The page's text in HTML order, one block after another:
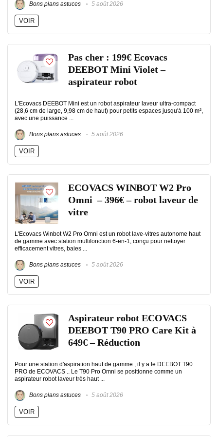
Bons plans astuces 5 août 2026
VOIR
Pas cher : 199€ Ecovacs
DEEBOT Mini Violet –
aspirateur robot
L'Ecovacs DEEBOT Mini est un robot aspirateur laveur ultra-compact
(28,6 cm de large, 9,98 cm de haut) pour petits espaces jusqu'à 100 m²,
avec une puissance ...
Bons plans astuces 5 août 2026
VOIR
ECOVACS WINBOT W2 Pro
Omni – 396€ – robot laveur de
vitre
L'Ecovacs Winbot W2 Pro Omni est un robot lave-vitres autonome haut
de gamme avec station multifonction 6-en-1, conçu pour nettoyer
efficacement vitres, baies ...
Bons plans astuces 5 août 2026
VOIR
Aspirateur robot ECOVACS
DEEBOT T90 PRO Care Kit à
649€ – Réduction
Pour une station d'aspiration haut de gamme , il y a le DEEBOT T90
PRO de ECOVACS .. Le T90 Pro Omni se positionne comme un
aspirateur robot laveur très haut ...
Bons plans astuces 5 août 2026
VOIR